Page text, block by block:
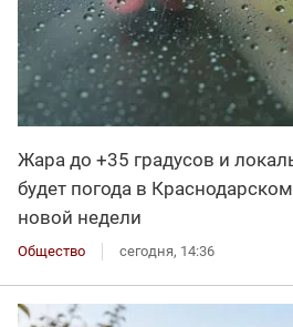
Жара до +35 градусов и
будет погода в
новой недели
Общество сегодня, 14:36